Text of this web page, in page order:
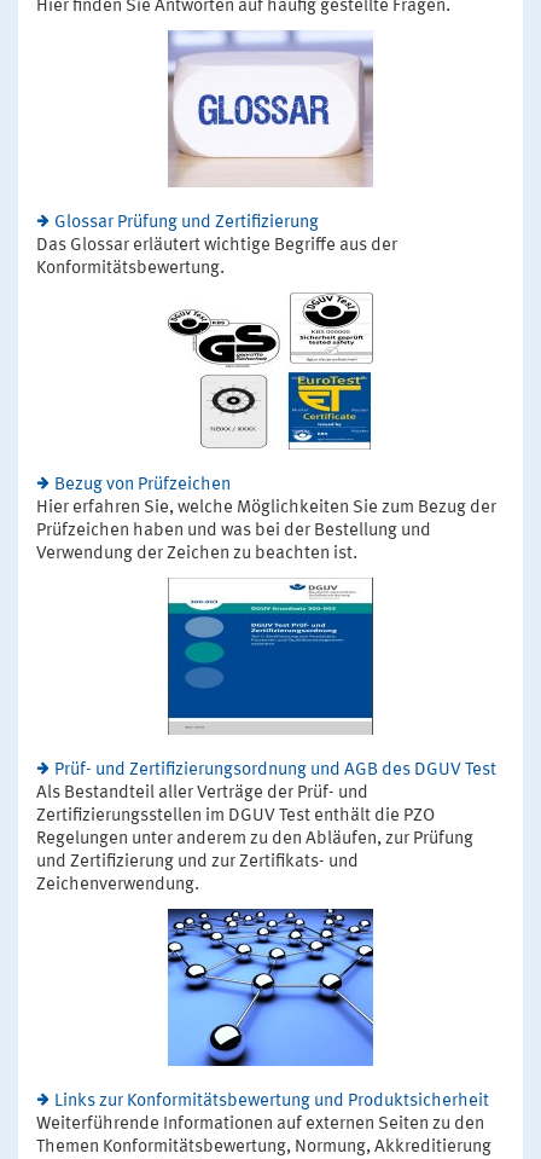
Hier finden Sie Antworten auf häufig gestellte Fragen.
Glossar Prüfung und Zertifizierung
Das Glossar erläutert wichtige Begriffe aus der
Konformitätsbewertung.
Bezug von Prüfzeichen
Hier erfahren Sie, welche Möglichkeiten Sie zum Bezug der
Prüfzeichen haben und was bei der Bestellung und
Verwendung der Zeichen zu beachten ist.
Prüf- und Zertifizierungsordnung und AGB des DGUV Test
Als Bestandteil aller Verträge der Prüf- und
Zertifizierungsstellen im DGUV Test enthält die PZO
Regelungen unter anderem zu den Abläufen, zur Prüfung
und Zertifizierung und zur Zertifikats- und
Zeichenverwendung.
Links zur Konformitätsbewertung und Produktsicherheit
Weiterführende Informationen auf externen Seiten zu den
Themen Konformitätsbewertung, Normung, Akkreditierung